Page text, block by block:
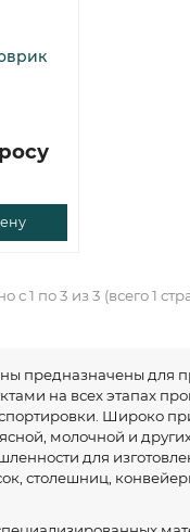
с 1 по 3 из 3 (всего 1
предназначены для
на всех этапах
Широко
молочной и
для
столешниц,